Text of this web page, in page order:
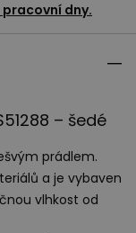
dny.
– šedé
prádlem.
a je vybaven
vlhkost od